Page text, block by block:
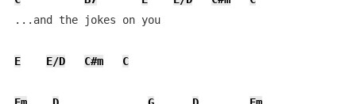
...and the jokes on you
E E/D C#m C